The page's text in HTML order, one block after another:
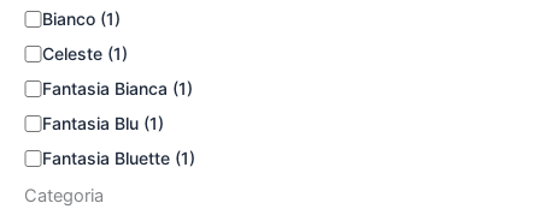
Bianco (1)
Celeste (1)
Fantasia Bianca (1)
Fantasia Blu (1)
Fantasia Bluette (1)
Categoria